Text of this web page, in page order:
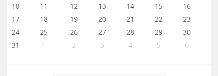
10
11 12 13 14 15
16
17
18 19 20 21 22
23
24
25 26 27 28 29
30
31
1 2 3 4 5 6